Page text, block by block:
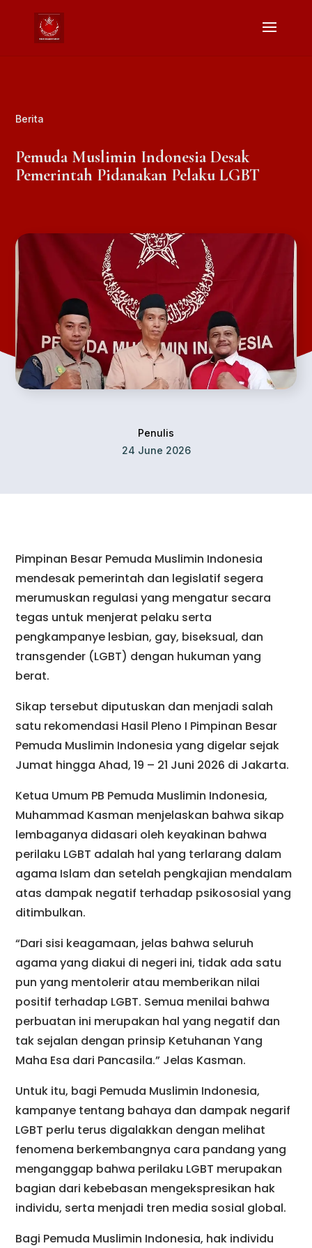
Berita
Pemuda Muslimin Indonesia Desak
Pemerintah Pidanakan Pelaku LGBT
Penulis
24 June 2026
Pimpinan Besar Pemuda Muslimin Indonesia
mendesak pemerintah dan legislatif segera
merumuskan regulasi yang mengatur secara
tegas untuk menjerat pelaku serta
pengkampanye lesbian, gay, biseksual, dan
transgender (LGBT) dengan hukuman yang
berat.
Sikap tersebut diputuskan dan menjadi salah
satu rekomendasi Hasil Pleno I Pimpinan Besar
Pemuda Muslimin Indonesia yang digelar sejak
Jumat hingga Ahad, 19 – 21 Juni 2026 di Jakarta.
Ketua Umum PB Pemuda Muslimin Indonesia,
Muhammad Kasman menjelaskan bahwa sikap
lembaganya didasari oleh keyakinan bahwa
perilaku LGBT adalah hal yang terlarang dalam
agama Islam dan setelah pengkajian mendalam
atas dampak negatif terhadap psikososial yang
ditimbulkan.
“Dari sisi keagamaan, jelas bahwa seluruh
agama yang diakui di negeri ini, tidak ada satu
pun yang mentolerir atau memberikan nilai
positif terhadap LGBT. Semua menilai bahwa
perbuatan ini merupakan hal yang negatif dan
tak sejalan dengan prinsip Ketuhanan Yang
Maha Esa dari Pancasila.” Jelas Kasman.
Untuk itu, bagi Pemuda Muslimin Indonesia,
kampanye tentang bahaya dan dampak negarif
LGBT perlu terus digalakkan dengan melihat
fenomena berkembangnya cara pandang yang
menganggap bahwa perilaku LGBT merupakan
bagian dari kebebasan mengekspresikan hak
individu, serta menjadi tren media sosial global.
Bagi Pemuda Muslimin Indonesia, hak individu